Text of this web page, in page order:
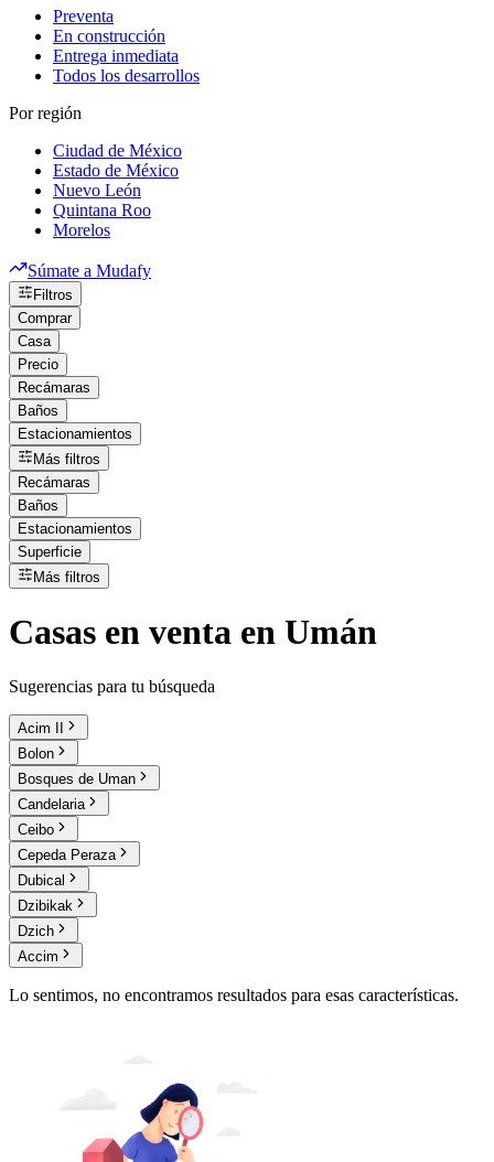
Preventa
En construcción
Entrega inmediata
Todos los desarrollos
Por región
Ciudad de México
Estado de México
Nuevo León
Quintana Roo
Morelos
Súmate a Mudafy
Filtros
Comprar
Casa
Precio
Recámaras
Baños
Estacionamientos
Más filtros
Recámaras
Baños
Estacionamientos
Superficie
Más filtros
Casas en venta en Umán
Sugerencias para tu búsqueda
Acim II
Bolon
Bosques de Uman
Candelaria
Ceibo
Cepeda Peraza
Dubical
Dzibikak
Dzich
Accim
Lo sentimos, no encontramos resultados para esas características.